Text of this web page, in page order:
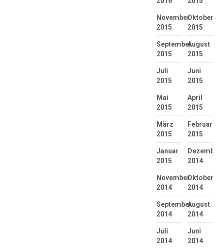
November
2015
Oktober
2015
September
2015
August
2015
Juli
2015
Juni
2015
Mai
2015
April
2015
März
2015
Februar
2015
Januar
2015
2014
November
2014
Oktober
2014
September
2014
August
2014
Juli
2014
Juni
2014